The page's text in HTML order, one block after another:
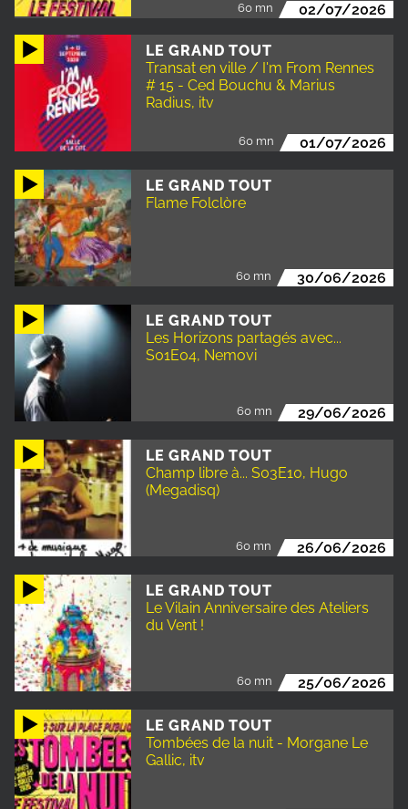
60 mn 02/07/2026
LE GRAND TOUT
Transat en ville / I'm From Rennes
# 15 - Ced Bouchu & Marius
Radius, itv
60 mn 01/07/2026
LE GRAND TOUT
Flame Folclòre
60 mn 30/06/2026
LE GRAND TOUT
Les Horizons partagés avec...
S01E04, Nemovi
60 mn 29/06/2026
LE GRAND TOUT
Champ libre à... S03E10, Hugo
(Megadisq)
60 mn 26/06/2026
LE GRAND TOUT
Le Vilain Anniversaire des Ateliers
du Vent !
60 mn 25/06/2026
LE GRAND TOUT
Tombées de la nuit - Morgane Le
Gallic, itv